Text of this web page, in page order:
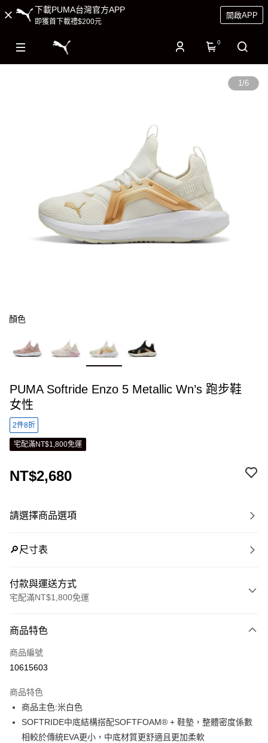
下載PUMA台灣官方APP
即獲首下載禮$200元
開啟APP
0
1/6
顏色
PUMA Softride Enzo 5 Metallic Wn’s 跑步鞋
女性
2件8折
宅配滿NT$1,800免運
NT$2,680
請選擇商品選項
🔎尺寸表
付款與運送方式
宅配滿NT$1,800免運
信用卡一次付款
LINE Pay
街口支付
悠遊付
商品特色
商品編號
10615603
商品特色
商品主色:米白色
SOFTRIDE中底結構搭配SOFTFOAM® + 鞋墊，整體密度係數
相較於傳統EVA更小，中底材質更舒適且更加柔軟